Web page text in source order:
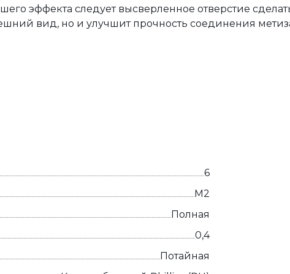
эффекта следует высверленное отверстие
вид, но и улучшит прочность соединения
6
М2
Полная
0,4
Потайная